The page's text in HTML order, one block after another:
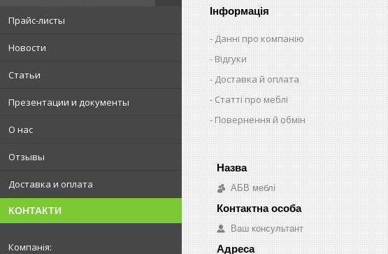
Прайс-листы
Новости
Статьи
Презентации и документы
О нас
Отзывы
Доставка и оплата
КОНТАКТИ
Інформація
Данні про компанію
Відгуки
Доставка й оплата
Статті про меблі
Повернення й обмін
АБВ меблі
Ваш консультант